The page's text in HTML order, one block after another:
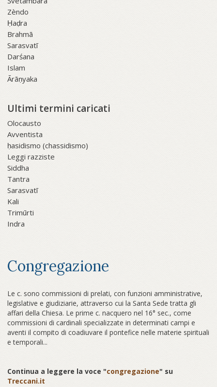
Zèndo
Ḥaḍra
Brahmā
Sarasvatī
Darśana
Islam
Ārāṇyaka
Ultimi termini caricati
Olocausto
Avventista
ḥasidismo (chassidismo)
Leggi razziste
Siddha
Tantra
Sarasvatī
Kali
Trimūrti
Indra
Congregazione
Le c. sono commissioni di prelati, con funzioni amministrative,
legislative e giudiziarie, attraverso cui la Santa Sede tratta gli
affari della Chiesa. Le prime c. nacquero nel 16° sec., come
commissioni di cardinali specializzate in determinati campi e
aventi il compito di coadiuvare il pontefice nelle materie spirituali
e temporali...
Continua a leggere la voce "congregazione" su
Treccani.it